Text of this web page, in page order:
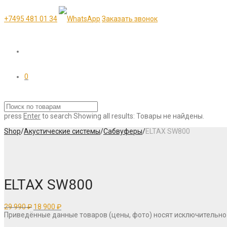
+7495 481 01 34 Заказать звонок
0
press Enterto search Showing all results: Товары не найдены.
Shop/Акустические системы/Сабвуферы/ELTAX SW800
ELTAX SW800
29 990₽ Первоначальная
цена
18 900 ₽Текущая
цена:
Приведённые данные товаров (цены, фото) носят